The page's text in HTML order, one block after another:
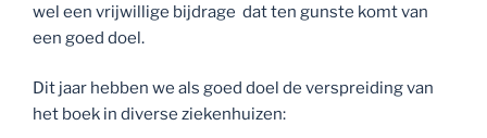
wel een vrijwillige bijdrage dat ten gunste komt van
een goed doel.
Dit jaar hebben we als goed doel de verspreiding van
het boek in diverse ziekenhuizen: